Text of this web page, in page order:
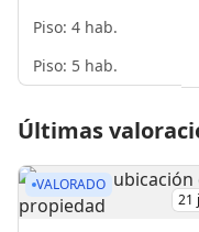
Piso: 4 hab.
Piso: 5 hab.
Últimas
VALORADO
21